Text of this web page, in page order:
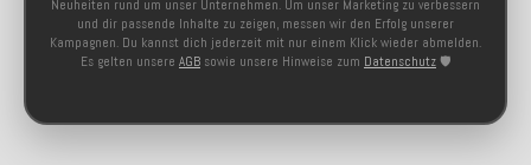
Neuheiten rund um unser Unternehmen. Um unser Marketing zu verbessern
und dir passende Inhalte zu zeigen, messen wir den Erfolg unserer
Kampagnen. Du kannst dich jederzeit mit nur einem Klick wieder abmelden.
Es gelten unsere AGB sowie unsere Hinweise zum Datenschutz 🛡️